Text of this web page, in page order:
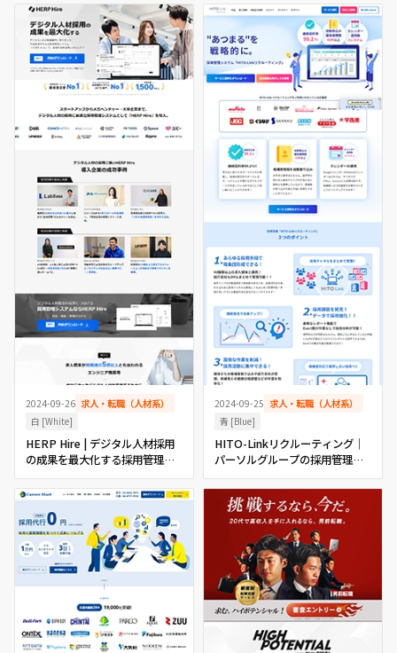
2024-09-26 求人・転職（人材系）
白 [White]
HERP Hire | デジタル人材採用
の成果を最大化する採用管理シ
ステム
2024-09-25 求人・転職（人材系）
青 [Blue]
HITO-Linkリクルーティング│
パーソルグループの採用管理シ
ステム